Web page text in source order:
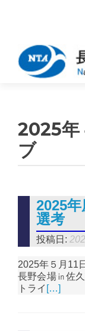
2025年
ブ
2025
選考
投稿日:
2025年５月11
長野会場㏌佐
トライ […]